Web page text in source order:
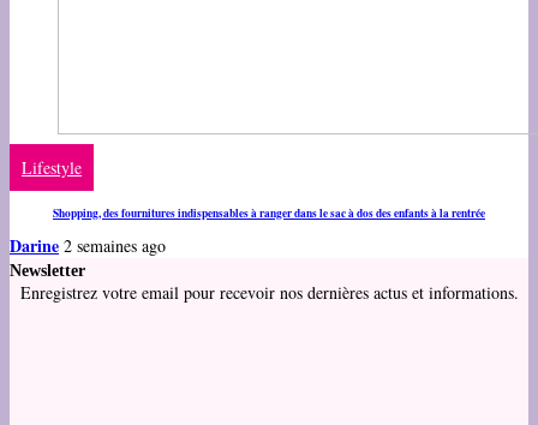
Lifestyle
Shopping, des fournitures indispensables à ranger dans le sac à dos des enfants à la rentrée
Darine 2 semaines ago
Newsletter
Enregistrez votre email pour recevoir nos dernières actus et informations.